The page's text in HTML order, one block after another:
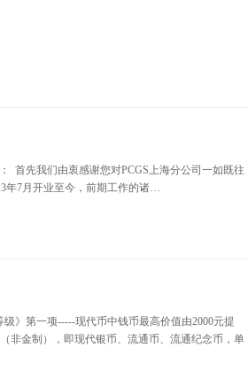
首先我们由衷感谢您对PCGS上海分公司一如既往
年7月开业至今，前期工作的诸…
》第一项-----现代币中钱币最高价值由2000元提
非金制），即现代银币、流通币、流通纪念币，单